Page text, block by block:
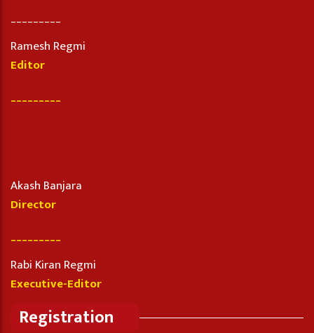
Ramesh Regmi
Editor
_________
Akash Banjara
Director
_________
Rabi Kiran Regmi
Executive-Editor
Registration